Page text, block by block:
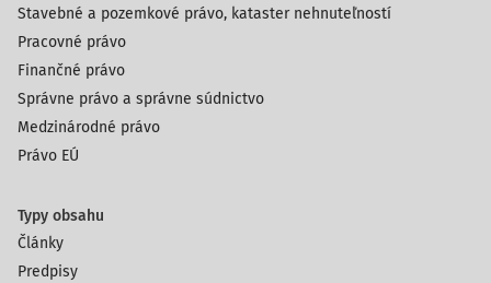
Stavebné a pozemkové právo, kataster nehnuteľností
Pracovné právo
Finančné právo
Správne právo a správne súdnictvo
Medzinárodné právo
Právo EÚ
Typy obsahu
Články
Predpisy